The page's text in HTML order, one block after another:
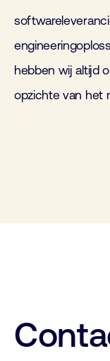
hebben wij altijd
opzichte van het